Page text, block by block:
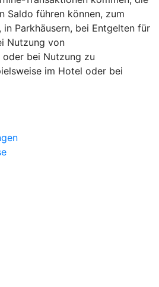
Saldo führen können, zum
Parkhäusern, bei Entgelten für
Nutzung von
oder bei Nutzung zu
im Hotel oder bei